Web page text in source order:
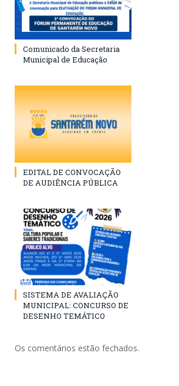
Comunicado da Secretaria
Municipal de Educação
EDITAL DE CONVOCAÇÃO
DE AUDIÊNCIA PÚBLICA
SISTEMA DE AVALIAÇÃO
MUNICIPAL: CONCURSO DE
DESENHO TEMÁTICO
Os comentários estão fechados.